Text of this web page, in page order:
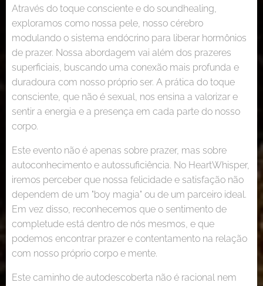
Através do toque consciente e do soundhealing,
exploramos como nossa pele, nosso cérebro
modulando o sistema endócrino para liberar hormônios
de prazer. Nossa abordagem vai além dos prazeres
superficiais, buscando uma conexão mais profunda e
duradoura com nosso próprio ser. A prática do toque
consciente, que não é sexual, nos ensina a valorizar e
sentir a energia e a presença em cada parte do nosso
corpo.
Este evento não é apenas sobre prazer, mas sobre
autoconhecimento e autossuficiência. No HeartWhisper,
iremos perceber que nossa felicidade e satisfação não
dependem de um "boy magia" ou de um parceiro ideal.
Em vez disso, reconhecemos que o sentimento de
completude está dentro de nós mesmos, e que
podemos encontrar prazer e contentamento na relação
com nosso próprio corpo e mente.
Este caminho de autodescoberta não é racional nem